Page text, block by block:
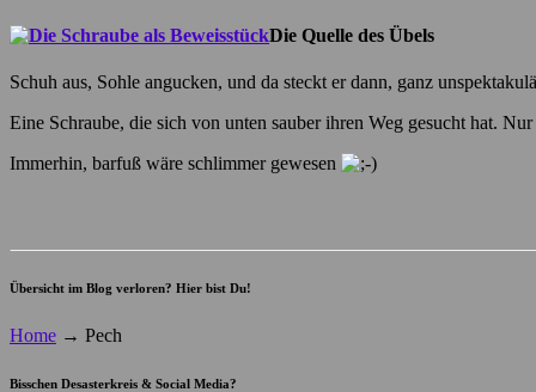
Die Quelle des Übels
Schuh aus, Sohle angucken, und da steckt er dann, ganz
Eine Schraube, die sich von unten sauber ihren Weg gesucht hat.
Immerhin, barfuß wäre schlimmer gewesen
Übersicht im Blog verloren? Hier bist Du!
Home → Pech
Bisschen Desasterkreis & Social Media?